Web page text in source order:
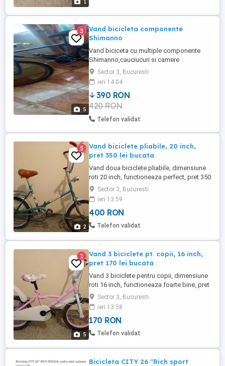
1
5
3
Vand bicicleta componente
Shimanno
Vand biciceta cu multiple componente
Shimanno,cauciucuri si camere
noi,perfecta stare.
Sector 3, Bucuresti
ieri 14:04
390 RON
420 RON
Telefon validat
2
5
Vand biciclete pliabile, 20 inch,
pret 350 lei bucata
Vand doua biciclete pliabile, dimensiune
roti 20 inch, functioneaza perfect, pret 350
lei bucata
Sector 3, Bucuresti
ieri 13:59
400 RON
Telefon validat
5
1
Vand 3 biciclete pt. copii, 16 inch,
pret 170 lei bucata
Vand 3 biciclete pentru copii, dimensiune
roti 16 inch, functioneaza foarte bine, pret
170 lei bucata
Sector 3, Bucuresti
ieri 13:58
170 RON
Telefon validat
Bicicleta CITY 26 ''Rich sport